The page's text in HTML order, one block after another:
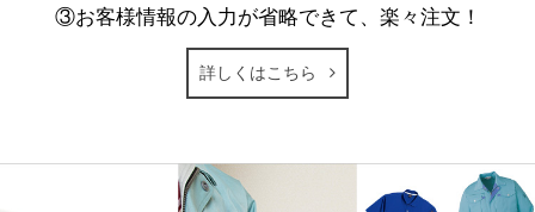
③お客様情報の入力が省略できて、楽々注文！
詳しくはこちら